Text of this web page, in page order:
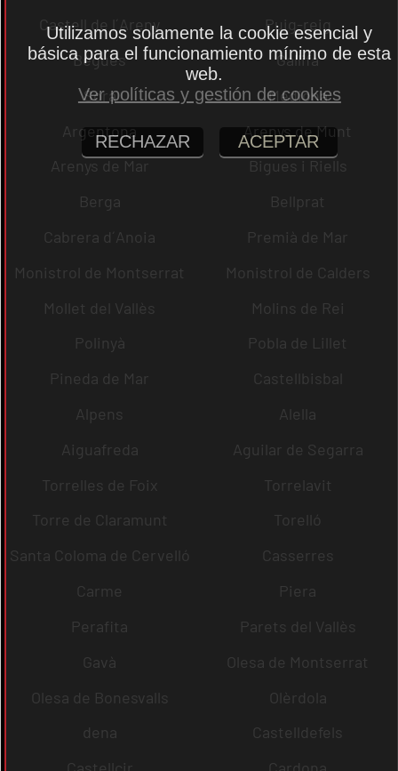
Castell de l´Areny
Puig-reig
Begues
Gallifa
Sora
Mediona
Argentona
Arenys de Munt
Arenys de Mar
Bigues i Riells
Berga
Bellprat
Cabrera d´Anoia
Premià de Mar
Monistrol de Montserrat
Monistrol de Calders
Mollet del Vallès
Molins de Rei
Polinyà
Pobla de Lillet
Pineda de Mar
Castellbisbal
Alpens
Alella
Aiguafreda
Aguilar de Segarra
Torrelles de Foix
Torrelavit
Torre de Claramunt
Torelló
Santa Coloma de Cervelló
Casserres
Carme
Piera
Perafita
Parets del Vallès
Gavà
Olesa de Montserrat
Olesa de Bonesvalls
Olèrdola
dena
Castelldefels
Utilizamos solamente la cookie esencial y
básica para el funcionamiento mínimo de esta
web.
Ver políticas y gestión de cookies
RECHAZAR ACEPTAR